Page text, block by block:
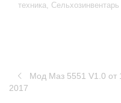
техника, Сельхозинвентарь
Мод Маз 5551 V1.0 от
2017